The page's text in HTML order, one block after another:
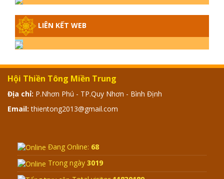
ĐÂU
GIẢI ĐÁP THIỀN TÔNG ĐẶC BIỆT -
P13 - CON NGƯỜI TU THÀNH PHẬT
GIẢ | TTTD
GIẢI ĐÁP THIỀN TÔNG ĐẶC BIỆT -
P12 - SỰ THẬT VỀ ĐẠI HỒNG THỦY?
TRỜI ĐÁNH THÁNH ĐÂM THẦN VẶN
HỌNG?
LIÊN KẾT WEB
Hội Thiền Tông Miền Trung
Địa chỉ: P.Nhơn Phú - TP.Quy Nhơn - Bình Định
Email: thientong2013@gmail.com
Đang Online: 68
Trong ngày 3019